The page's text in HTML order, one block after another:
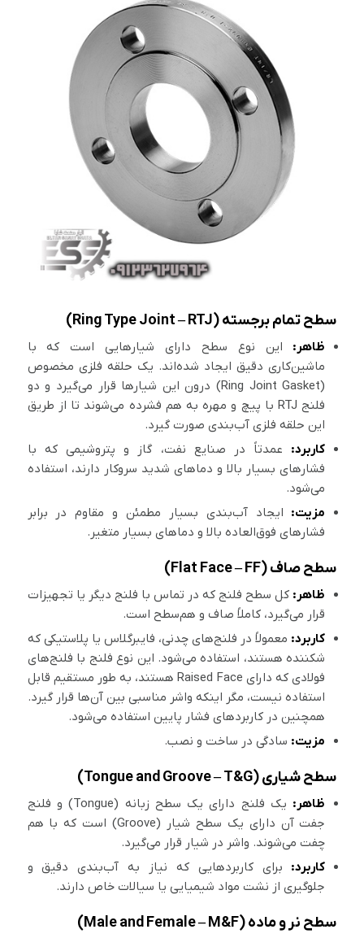
سطح تمام برجسته (Ring Type Joint – RTJ)
ظاهر: این نوع سطح دارای شیارهایی است که با
ماشین‌کاری دقیق ایجاد شده‌اند. یک حلقه فلزی مخصوص
(Ring Joint Gasket) درون این شیارها قرار می‌گیرد و دو
فلنج RTJ با پیچ و مهره به هم فشرده می‌شوند تا از طریق
این حلقه فلزی آب‌بندی صورت گیرد.
کاربرد: عمدتاً در صنایع نفت، گاز و پتروشیمی که با
فشارهای بسیار بالا و دماهای شدید سروکار دارند، استفاده
می‌شود.
مزیت: ایجاد آب‌بندی بسیار مطمئن و مقاوم در برابر
فشارهای فوق‌العاده بالا و دماهای بسیار متغیر.
سطح صاف (Flat Face – FF)
ظاهر: کل سطح فلنج که در تماس با فلنج دیگر یا تجهیزات
قرار می‌گیرد، کاملاً صاف و هم‌سطح است.
کاربرد: معمولاً در فلنج‌های چدنی، فایبرگلاس یا پلاستیکی که
شکننده هستند، استفاده می‌شود. این نوع فلنج با فلنج‌های
فولادی که دارای Raised Face هستند، به طور مستقیم قابل
استفاده نیست، مگر اینکه واشر مناسبی بین آن‌ها قرار گیرد.
همچنین در کاربردهای فشار پایین استفاده می‌شود.
مزیت: سادگی در ساخت و نصب.
سطح شیاری (Tongue and Groove – T&G)
ظاهر:
یک فلنج دارای یک سطح زبانه (Tongue) و فلنج
جفت آن دارای یک سطح شیار (Groove) است که با هم
چفت می‌شوند. واشر در شیار قرار می‌گیرد.
کاربرد: برای کاربردهایی که نیاز به آب‌بندی دقیق و
جلوگیری از نشت مواد شیمیایی یا سیالات خاص دارند.
سطح نر و ماده (Male and Female – M&F)